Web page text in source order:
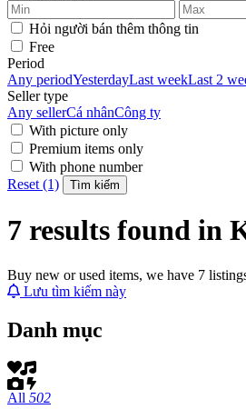
Hỏi người bán thêm thông tin
Free
Period
Any periodYesterdayLast weekLast 2
Seller type
Any sellerCá nhânCông ty
With picture only
Premium items only
With phone number
Reset (1)
Tìm kiếm
7 results found in
Buy new or used items, we have 7
Lưu tìm kiếm này
Danh mục
All 502